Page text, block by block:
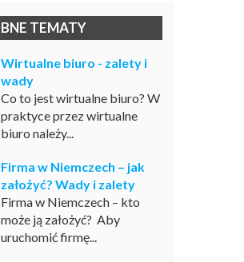
TEMATY
Wirtualne biuro - zalety i
wady
Co to jest wirtualne biuro? W
praktyce przez wirtualne
biuro należy...
Firma w Niemczech – jak
założyć? Wady i zalety
Firma w Niemczech – kto
może ją założyć? Aby
uruchomić firmę...